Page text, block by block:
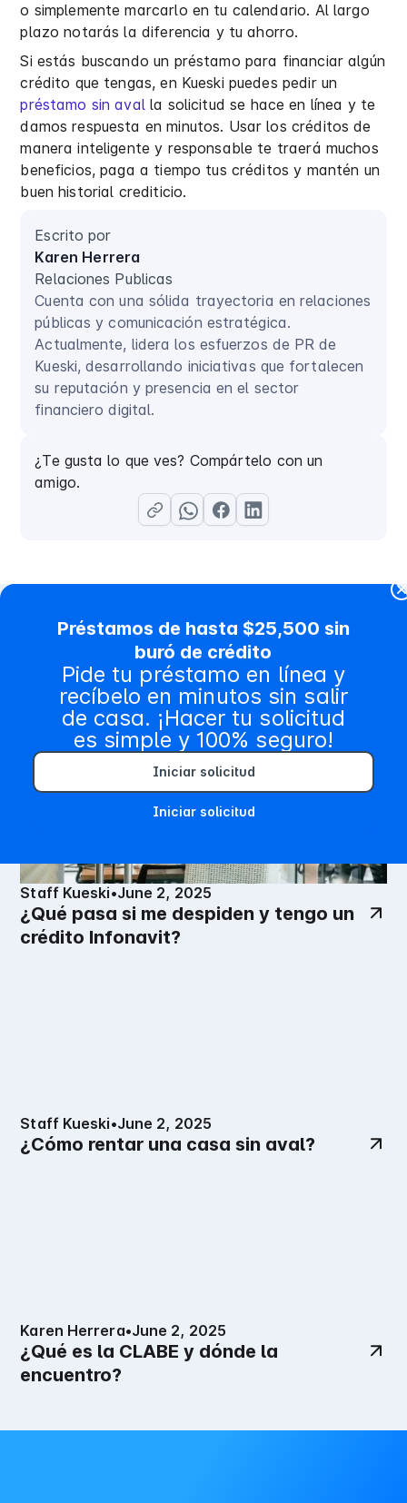
o simplemente marcarlo en tu calendario. Al largo
plazo notarás la diferencia y tu ahorro.
Si estás buscando un préstamo para financiar algún
crédito que tengas, en Kueski puedes pedir un
préstamo sin avalla solicitud se hace en línea y te
damos respuesta en minutos. Usar los créditos de
manera inteligente y responsable te traerá muchos
beneficios, paga a tiempo tus créditos y mantén un
buen historial crediticio.
Escrito por
Karen Herrera
Relaciones Publicas
Cuenta con una sólida trayectoria en relaciones
públicas y comunicación estratégica.
Actualmente, lidera los esfuerzos de PR de
Kueski, desarrollando iniciativas que fortalecen
su reputación y presencia en el sector
financiero digital.
¿Te gusta lo que ves? Compártelo con un
amigo.
Préstamos de hasta $25,500 sin
buró de crédito
Pide tu préstamo en línea y
recíbelo en minutos sin salir
de casa. ¡Hacer tu solicitud
es simple y 100% seguro!
Iniciar solicitud
Iniciar solicitud
Contenido relacionado
Staff Kueski•June 2, 2025
¿Qué pasa si me despiden y tengo un
crédito Infonavit?
Staff Kueski•June 2, 2025
¿Cómo rentar una casa sin aval?
Karen Herrera•June 2, 2025
¿Qué es la CLABE y dónde la
encuentro?